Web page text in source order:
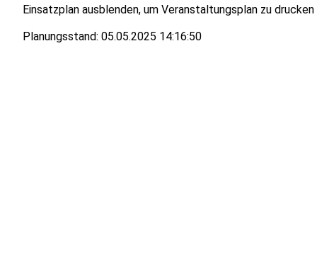
Einsatzplan ausblenden, um Veranstaltungsplan zu drucken
Planungsstand: 05.05.2025 14:16:50